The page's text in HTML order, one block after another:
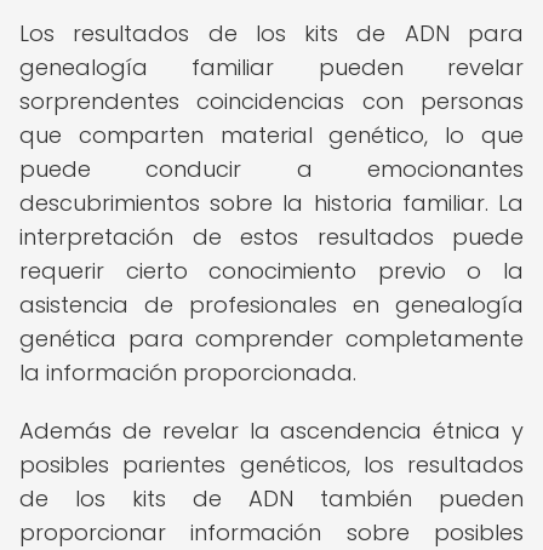
Los resultados de los kits de ADN para
genealogía familiar pueden revelar
sorprendentes coincidencias con personas
que comparten material genético, lo que
puede conducir a emocionantes
descubrimientos sobre la historia familiar. La
interpretación de estos resultados puede
requerir cierto conocimiento previo o la
asistencia de profesionales en genealogía
genética para comprender completamente
la información proporcionada.
Además de revelar la ascendencia étnica y
posibles parientes genéticos, los resultados
de los kits de ADN también pueden
proporcionar información sobre posibles